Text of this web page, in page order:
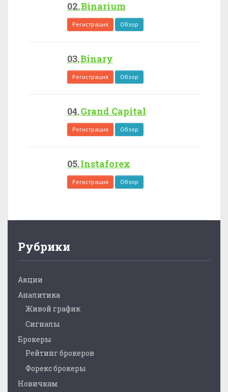
Binarium
Регистрация Обзор
Binary
Регистрация Обзор
Grand Capital
Регистрация Обзор
Instaforex
Регистрация Обзор
Рубрики
Акции
Аналитика
Живой график
Сигналы
Брокеры
Рейтинг брокеров
Форекс брокеры
Новичкам